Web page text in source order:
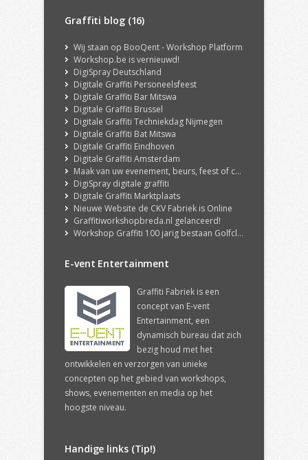
Graffiti blog (16)
Wij staan op BooQent - Workshop Platform
Workshop.be is vernieuwd!
DigiSpray Deutschland
Digitale Graffiti Personeelsfeest
Digitale Graffiti Bar Mitswa
Digitale Graffiti Brussel
Digitale Graffiti Techniekdag Nijmegen
Digitale Graffiti Bat Mitswa
Digitale Graffiti Eindhoven
Digitale Graffiti Amsterdam
Maak van uw evenement, beurs, feest of congres een echte ervaring met onze DigiSpray Digitale Graffiti Wall!
DigiSpray digitale graffiti
Digitale Graffiti Marktplaats
Nieuwe Website de CKV Fabriek is Online
Graffitiworkshopbreda.nl gelanceerd!
Workshop Graffiti 100 jarig bestaan Golfclub Hilversum
E-vent Entertainment
Graffiti Fabriek is een
concept van E-vent
Entertainment, een
dynamisch bureau dat zich
bezig houd met het
ontwikkelen en verzorgen van unieke
concepten op het gebied van workshops,
shows, evenementen en media op het
hoogste niveau.
Handige links (Tip!)